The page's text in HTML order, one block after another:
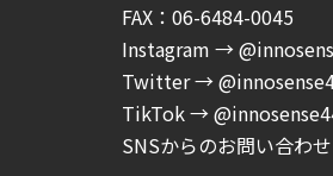
FAX：06-6484-0045
Instagram →
Twitter →
TikTok →
SNSからのお問い合わ